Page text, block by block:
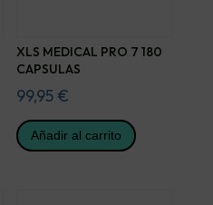
XLS MEDICAL PRO 7 180
CAPSULAS
99,95 €
Añadir al carrito